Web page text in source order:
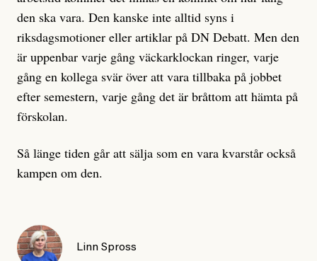
den ska vara. Den kanske inte alltid syns i
riksdagsmotioner eller artiklar på DN Debatt. Men den
är uppenbar varje gång väckarklockan ringer, varje
gång en kollega svär över att vara tillbaka på jobbet
efter semestern, varje gång det är bråttom att hämta på
förskolan.
Så länge tiden går att sälja som en vara kvarstår också
kampen om den.
Linn Spross